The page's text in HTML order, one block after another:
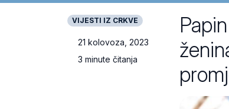
VIJESTI IZ CRKVE
21 kolovoza, 2023
3 minute čitanja